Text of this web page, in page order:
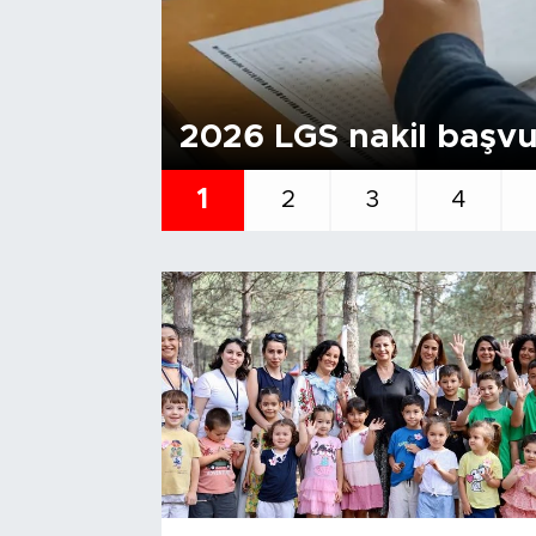
2026 LGS nakil
1 2 3 4
Resmi İlanlar
Teknoloji